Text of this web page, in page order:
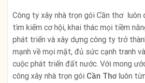
Công ty xây nhà trọn gói Cần thơ luôn
tìm kiếm cơ hội, khai thác mọi tiềm
phát triển và xây dựng công ty trở
mạnh về mọi mặt, đủ sức cạnh tranh
cuộc phát triển đất nước. Với mong
công xây nhà trọn gói Cần Thơluôn